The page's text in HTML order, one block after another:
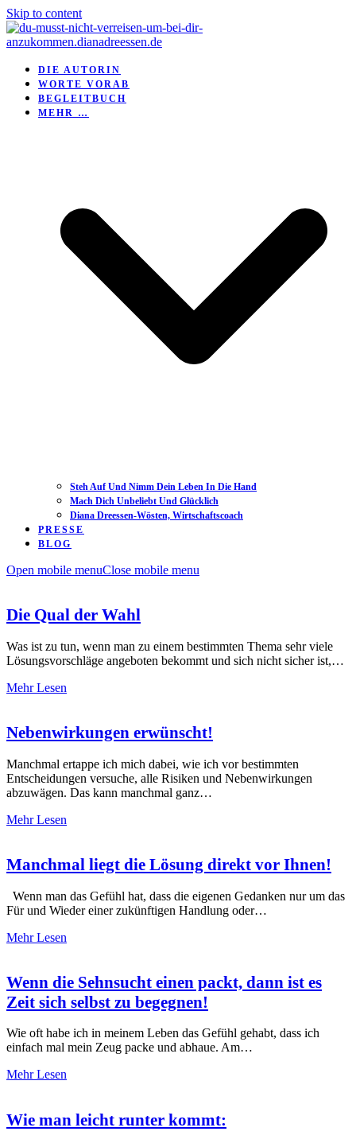
Skip to content
DIE AUTORIN
WORTE VORAB
BEGLEITBUCH
MEHR …
Steh Auf Und Nimm Dein Leben In Die Hand
Mach Dich Unbeliebt Und Glücklich
Diana Dreessen-Wösten, Wirtschaftscoach
PRESSE
BLOG
Open mobile menuClose mobile menu
Die Qual der Wahl
Was ist zu tun, wenn man zu einem bestimmten Thema sehr viele
Lösungsvorschläge angeboten bekommt und sich nicht sicher ist,…
Mehr Lesen
Nebenwirkungen erwünscht!
Manchmal ertappe ich mich dabei, wie ich vor bestimmten
Entscheidungen versuche, alle Risiken und Nebenwirkungen
abzuwägen. Das kann manchmal ganz…
Mehr Lesen
Manchmal liegt die Lösung direkt vor Ihnen!
Wenn man das Gefühl hat, dass die eigenen Gedanken nur um das
Für und Wieder einer zukünftigen Handlung oder…
Mehr Lesen
Wenn die Sehnsucht einen packt, dann ist es
Zeit sich selbst zu begegnen!
Wie oft habe ich in meinem Leben das Gefühl gehabt, dass ich
einfach mal mein Zeug packe und abhaue. Am…
Mehr Lesen
Wie man leicht runter kommt: